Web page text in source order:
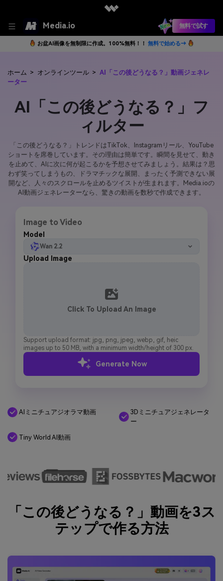
Media.io 無料で試す
お盆AI画像を無制限に作成。100%無料！！ 無料で始める→
ホーム > オンラインツール > AI「この後どうなる？」動画ジェネレ
ーター
AI「この後どうなる？」フ
ィルター
「この後どうなる？」トレンドはTikTok、Instagramリール、YouTube
ショートを席巻しています。その理由は簡単です。瞬間を見せて、動き
を止めて、AIに次に何が起こるかを予想させてみましょう。結果は？思
わず笑ってしまうもの、ドラマチックな展開、まったく予測できない展
開など、人々のスクロールを止めるツイストが生まれます。Media.ioの
AI動画ジェネレーターなら、驚きの動画を数秒で作成できます。
Image to Video
Model
Wan 2.2
Upload Image
Click To Upload An Image
Support upload format: jpg, png, jpeg, webp, gif, heic
images up to 50 MB, with a minimum width/height of 300 px.
Generate Now
AIミニチュアジオラマ動画
3Dミニチュアジェネレータ
ー
Tiny World AI動画
「この後どうなる？」動画を3ス
テップで作る方法